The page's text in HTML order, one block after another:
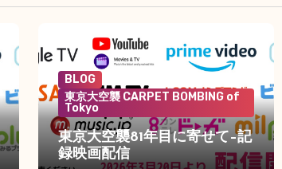
BLOG
東京大空襲 CARPET BOMBING of
Tokyo
東京大空襲81年目に寄せて–記
録映画配信